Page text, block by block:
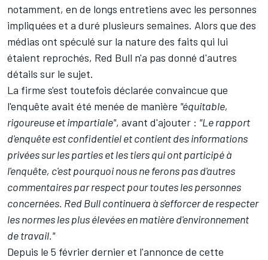
notamment, en de longs entretiens avec les personnes
impliquées et a duré plusieurs semaines. Alors que des
médias ont spéculé sur la nature des faits qui lui
étaient reprochés, Red Bull n'a pas donné d'autres
détails sur le sujet.
La firme s'est toutefois déclarée convaincue que
l'enquête avait été menée de manière "équitable,
rigoureuse et impartiale", avant d'ajouter : "Le rapport
d'enquête est confidentiel et contient des informations
privées sur les parties et les tiers qui ont participé à
l'enquête, c'est pourquoi nous ne ferons pas d'autres
commentaires par respect pour toutes les personnes
concernées. Red Bull continuera à s'efforcer de respecter
les normes les plus élevées en matière d'environnement
de travail."
Depuis le 5 février dernier et l'annonce de cette